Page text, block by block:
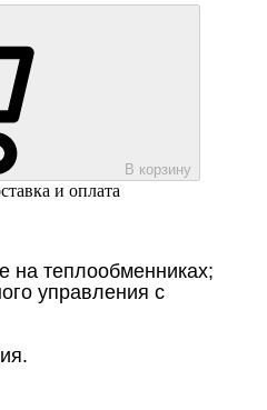
В корзину
и оплата
на теплообменниках;
управления с